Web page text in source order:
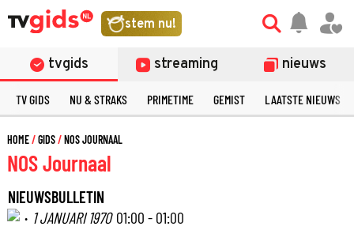
stem nu!
tvgids streaming nieuws
TV GIDS NU & STRAKS PRIMETIME GEMIST LAATSTE NIEUWS
HOME GIDS NOS JOURNAAL
NOS Journaal
NIEUWSBULLETIN
· 1 JANUARI 1970 01:00 - 01:00